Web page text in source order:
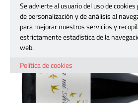
A mi Aire Vimel
16 junio, 2026
Se advierte al usuario del uso de
de personalización y de análisis al
para mejorar nuestros servicios y
estrictamente estadística de la
web.
Política de cookies